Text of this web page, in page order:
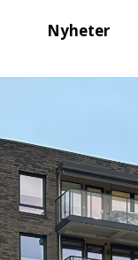
Nyheter